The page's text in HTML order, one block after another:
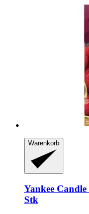
Warenkorb
Yankee Candle
Stk